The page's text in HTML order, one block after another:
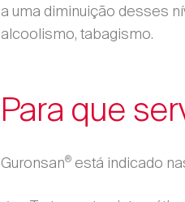
a uma diminuição desses
alcoolismo, tabagismo.
Para que
Guronsan® está indicado